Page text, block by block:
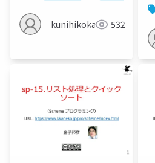
kunihikokaneko532